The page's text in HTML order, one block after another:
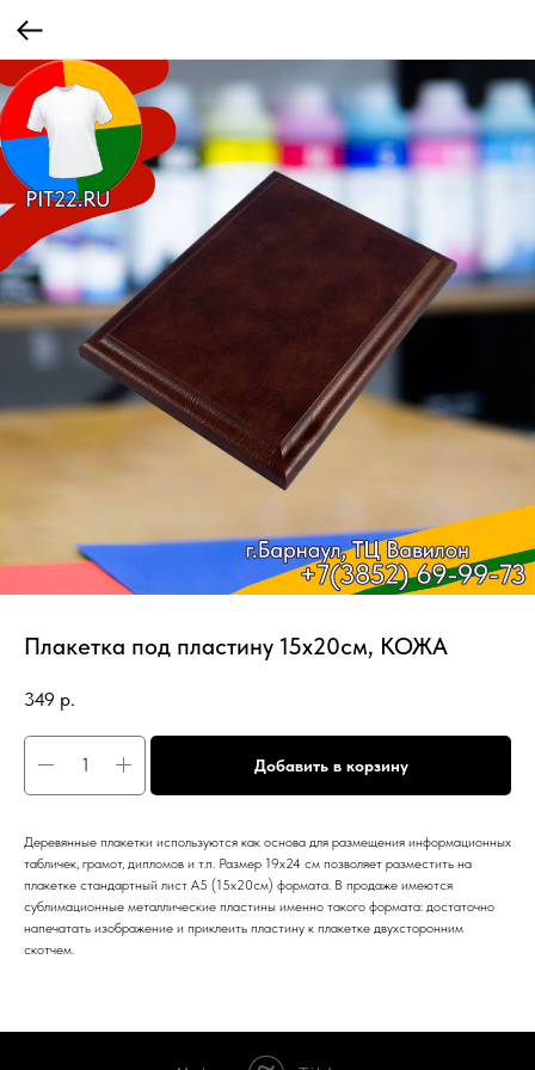
Плакетка под пластину 15х20см, КОЖА
349 р.
Добавить в корзину
Деревянные плакетки используются как основа для размещения информационных
табличек, грамот, дипломов и т.п. Размер 19х24 см позволяет разместить на
плакетке стандартный лист А5 (15х20см) формата. В продаже имеются
сублимационные металлические пластины именно такого формата: достаточно
напечатать изображение и приклеить пластину к плакетке двухсторонним
скотчем.